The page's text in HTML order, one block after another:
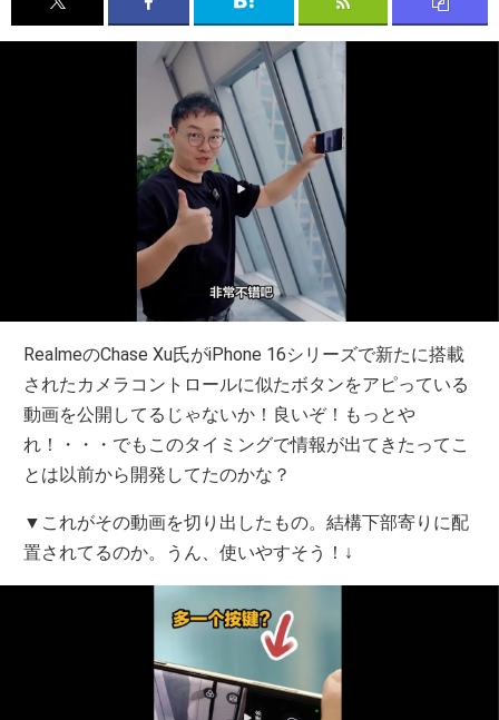
RealmeのChase Xu氏がiPhone 16シリーズで新たに搭載
されたカメラコントロールに似たボタンをアピっている
動画を公開してるじゃないか！良いぞ！もっとや
れ！・・・でもこのタイミングで情報が出てきたってこ
とは以前から開発してたのかな？
▼これがその動画を切り出したもの。結構下部寄りに配
置されてるのか。うん、使いやすそう！↓